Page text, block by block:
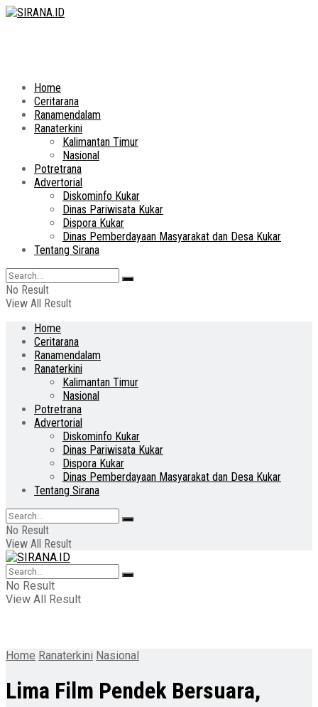
Home
Ceritarana
Ranamendalam
Ranaterkini
Kalimantan Timur
Nasional
Potretrana
Advertorial
Diskominfo Kukar
Dinas Pariwisata Kukar
Dispora Kukar
Dinas Pemberdayaan Masyarakat dan Desa Kukar
Tentang Sirana
No Result
View All Result
Home
Ceritarana
Ranamendalam
Ranaterkini
Kalimantan Timur
Nasional
Potretrana
Advertorial
Diskominfo Kukar
Dinas Pariwisata Kukar
Dispora Kukar
Dinas Pemberdayaan Masyarakat dan Desa Kukar
Tentang Sirana
No Result
View All Result
No Result
View All Result
Home Ranaterkini Nasional
Lima Film Pendek Bersuara,